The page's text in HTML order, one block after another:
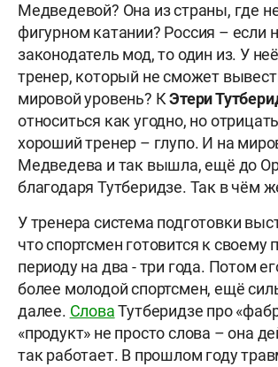
Медведевой? Она из страны, где
фигурном катании? Россия – если
законодатель мод, то один из. У
тренер, который не сможет
мировой уровень? КЭтери
относиться как угодно, но
хороший тренер – глупо. И на
Медведева и так вышла, ещё до
благодаря Тутберидзе. Так в чём
У тренера система подготовки
что спортсмен готовится к своему
периоду на два - три года. Потом
более молодой спортсмен, ещё
далее. СловаТутберидзе про
«продукт» не просто слова – она
так работает. В прошлом году